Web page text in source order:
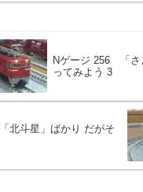
Nゲージ 256 「さ
ってみよう 3
北斗星」ばかり だがそ